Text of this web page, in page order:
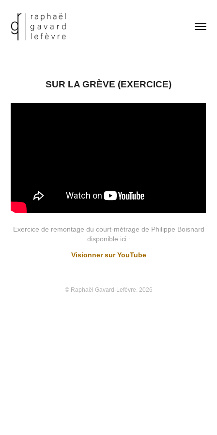
SUR LA GRÈVE (EXERCICE)
Exercice de remontage du court-métrage de Philippe Boisnard
disponible ici :
Visionner sur YouTube
© Raphaël Gavard-Lefèvre. 2026